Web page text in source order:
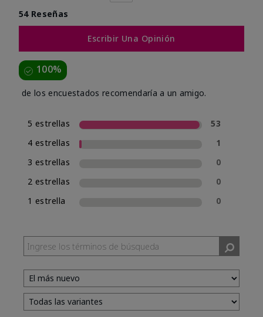
54 Reseñas
Escribir Una Opinión
100%
de los encuestados recomendaría a un amigo.
5 estrellas
53
4 estrellas
1
3 estrellas
0
2 estrellas
0
1 estrella
0